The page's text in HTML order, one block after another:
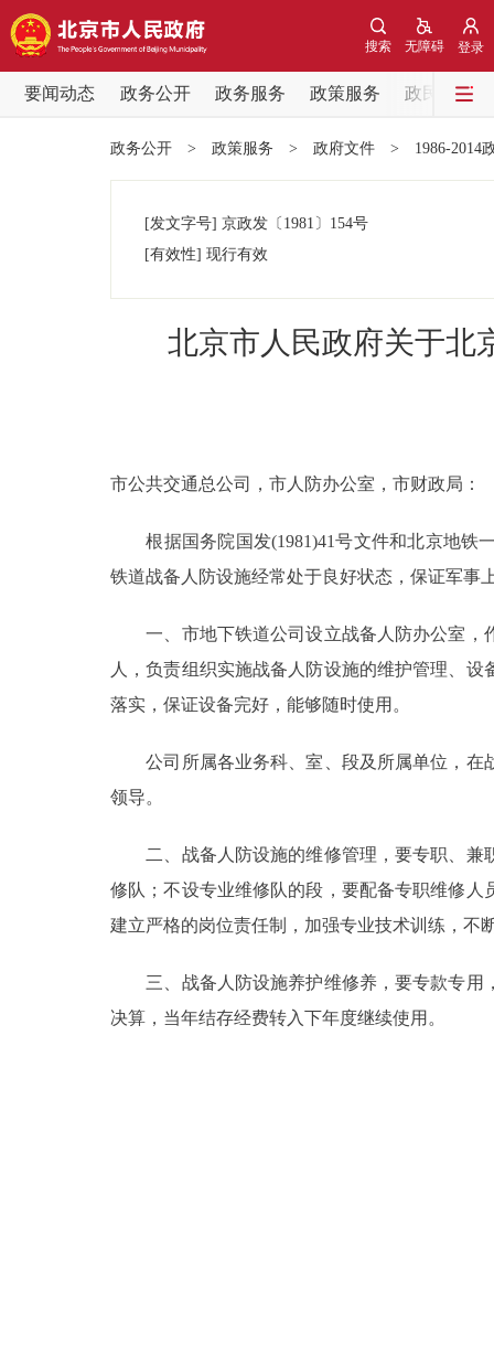
登录
无障碍
搜索
要闻动态 政务公开 政务服务 政策服务
政民互动
党中央精神
政策兑现
决策公开
个人服务
参与调查
走进北京
政务公开 > 政策服务 > 政府文件 > 1986-2014
[发文字号] 京政发 〔1981〕 154号
[有效性] 现行有效
北京市人民政府关于北
市公共交通总公司，市人防办公室，市财政局：
根据国务院国发(1981)41号文件和北京地铁
铁道战备人防设施经常处于良好状态，保证军事
一、市地下铁道公司设立战备人防办公室，
人，负责组织实施战备人防设施的维护管理、
落实，保证设备完好，能够随时使用。
公司所属各业务科、室、段及所属单位，在
领导。
二、战备人防设施的维修管理，要专职、兼
修队；不设专业维修队的段，要配备专职维修
建立严格的岗位责任制，加强专业技术训练，不
三、战备人防设施养护维修养，要专款专用
决算，当年结存经费转入下年度继续使用。